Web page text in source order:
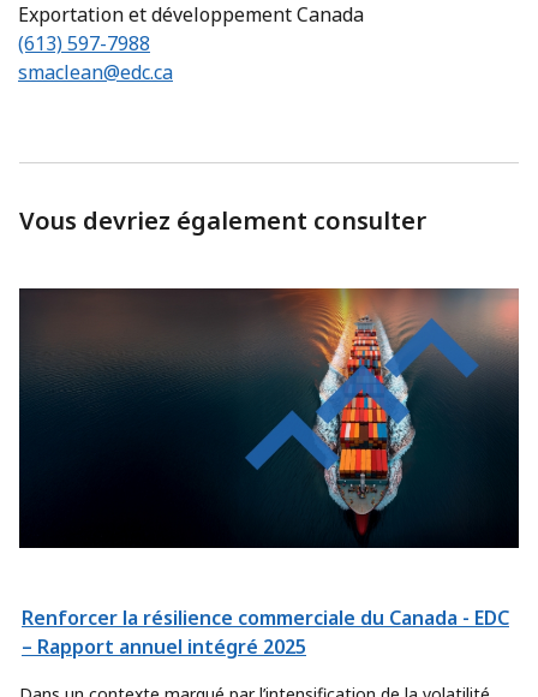
Exportation et développement Canada
(613) 597-7988
smaclean@edc.ca
Vous devriez également consulter
Renforcer la résilience commerciale du Canada - EDC
– Rapport annuel intégré 2025